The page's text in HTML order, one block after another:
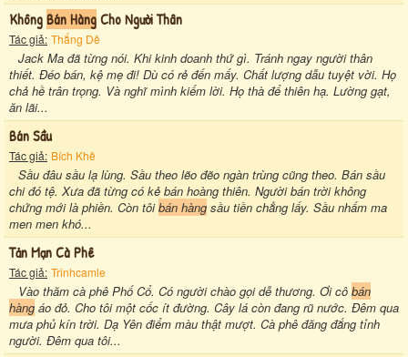
KhôngBán HàngCho Người Thân
Tác giả: Thắng Dê
Jack Ma đã từng nói. Khi kinh doanh thứ gì. Tránh ngay người thân
thiết. Đéo bán, kệ mẹ đi! Dù có rẻ đến mấy. Chất lượng dẫu tuyệt vời. Họ
chả hề trân trọng. Và nghĩ mình kiếm lời. Họ thà để thiên hạ. Lường gạt,
ăn lãi...
Bán Sầu
Tác giả: Bích Khê
Sầu đâu sầu lạ lùng. Sầu theo lẽo đẽo ngàn trùng cũng theo. Bán sầu
chi đó tệ. Xưa đã từng có kẻ bán hoàng thiên. Người bán trời không
chứng mới là phiền. Còn tôibán hàng sầu tiền chẳng lấy. Sầu nhấm ma
men men khó...
Tản Mạn Cà Phê
Tác giả: Trinhcamle
Vào thăm cà phê Phố Cổ. Có người chào gọi dễ thương. Ơi cô bán
hàng áo đỏ. Cho tôi một cốc ít đường. Cây lá còn đang rũ nước. Đêm qua
mưa phủ kín trời. Dạ Yên điểm màu thật mượt. Cà phê đăng đắng tỉnh
người. Đêm qua tôi...